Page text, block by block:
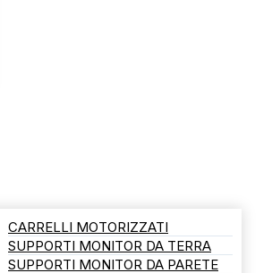
CARRELLI MOTORIZZATI
SUPPORTI MONITOR DA TERRA
SUPPORTI MONITOR DA PARETE